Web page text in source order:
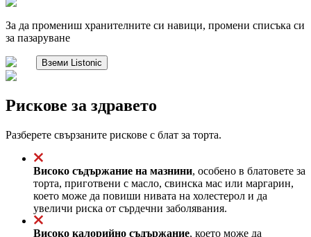
За да промениш хранителните си навици, промени списъка си
за пазаруване
Вземи Listonic
Рискове за здравето
Разберете свързаните рискове с блат за торта.
Високо съдържание на мазнини, особено в блатовете за
торта, приготвени с масло, свинска мас или маргарин,
което може да повиши нивата на холестерол и да
увеличи риска от сърдечни заболявания.
Високо калорийно съдържание, което може да